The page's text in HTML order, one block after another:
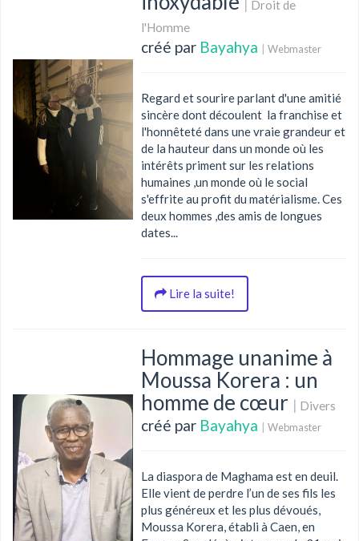
| Droit de
l'Homme
créé par Bayahya | Webmaster
Regard et sourire parlant d'une amitié
sincère dont découlent la franchise et
l'honnêteté dans une vraie grandeur et
de la hauteur dans un monde où les
intérêts priment sur les relations
humaines ,un monde où le social
s'effrite au profit du matérialisme. Ces
deux hommes ,des amis de longues
dates...
Lire la suite!
Hommage unanime à
Moussa Korera : un
homme de cœur | Divers
créé par Bayahya | Webmaster
La diaspora de Maghama est en deuil.
Elle vient de perdre l’un de ses fils les
plus généreux et les plus dévoués,
Moussa Korera, établi à Caen, en